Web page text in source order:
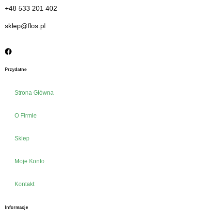
+48 533 201 402
sklep@flos.pl
Przydatne
Strona Główna
O Firmie
Sklep
Moje Konto
Kontakt
Informacje